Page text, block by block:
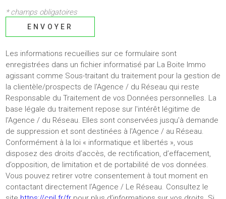
* champs obligatoires
ENVOYER
Les informations recueillies sur ce formulaire sont
enregistrées dans un fichier informatisé par La Boite Immo
agissant comme Sous-traitant du traitement pour la gestion de
la clientèle/prospects de l'Agence / du Réseau qui reste
Responsable du Traitement de vos Données personnelles. La
base légale du traitement repose sur l'intérêt légitime de
l'Agence / du Réseau. Elles sont conservées jusqu'à demande
de suppression et sont destinées à l'Agence / au Réseau.
Conformément à la loi « informatique et libertés », vous
disposez des droits d’accès, de rectification, d’effacement,
d’opposition, de limitation et de portabilité de vos données.
Vous pouvez retirer votre consentement à tout moment en
contactant directement l’Agence / Le Réseau. Consultez le